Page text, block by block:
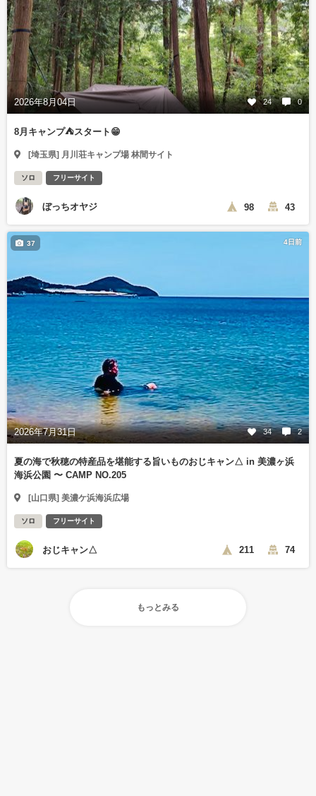
2026年8月04日 24 0
8月キャンプ⛺️スタート😁
[埼玉県] 月川荘キャンプ場 林間サイト
ソロ フリーサイト
ぼっちオヤジ 98 43
4日前
2026年7月31日 34 2
37
夏の海で秋穂の特産品を堪能する旨いものおじキャン△ in 美濃ヶ浜
海浜公園 〜 CAMP NO.205
[山口県] 美濃ケ浜海浜広場
ソロ フリーサイト
おじキャン△ 211 74
もっとみる